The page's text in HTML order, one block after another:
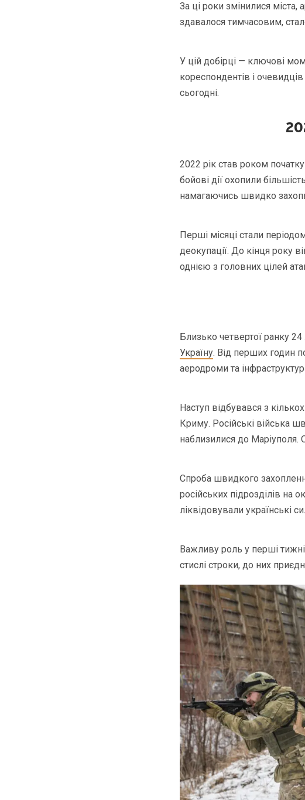
За ці роки змінилися міста,
здавалося тимчасовим,
У цій добірці — ключові
кореспондентів і
сьогодні.
2022 рік став роком
бойові дії охопили
намагаючись швидко
Перші місяці стали
деокупації. До кінця року
однією з головних цілей
Близько четвертої ранку
Україну. Від перших годин
аеродроми та
Наступ відбувався з
Криму. Російські війська
наблизилися до Маріуполя.
Спроба швидкого
російських підрозділів на
ліквідовували українські
Важливу роль у перші
стислі строки, до них